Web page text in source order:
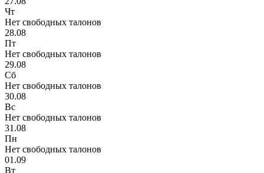
Чт
Нет свободных талонов
28.08
Пт
Нет свободных талонов
29.08
Сб
Нет свободных талонов
30.08
Вс
Нет свободных талонов
31.08
Пн
Нет свободных талонов
01.09
Вт